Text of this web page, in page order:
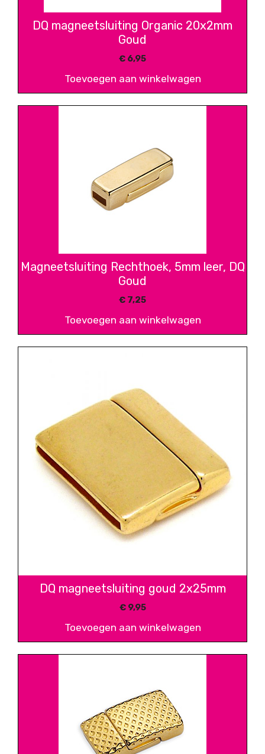
DQ magneetsluiting Organic 20x2mm
Goud
€ 6,95
Toevoegen aan winkelwagen
Magneetsluiting Rechthoek, 5mm leer, DQ
Goud
€ 7,25
Toevoegen aan winkelwagen
DQ magneetsluiting goud 2x25mm
€9,95
Toevoegen aan winkelwagen